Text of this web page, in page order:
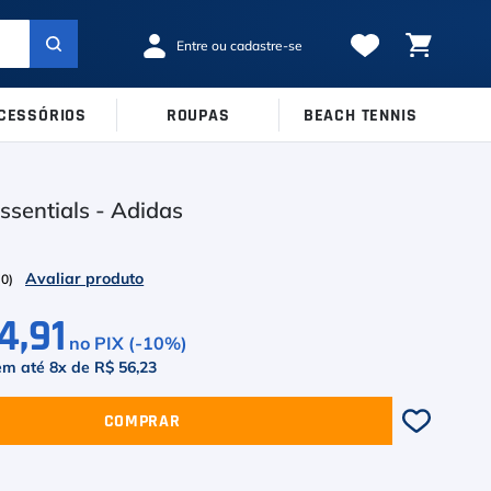
Ver Todos
Inni
Robin Soderling
Tretorn
38 39 40
ROUPAS BEACH TENNIS
- Adidas
0)
no PIX (-10%)
até8x de R$ 56,23
COMPRAR